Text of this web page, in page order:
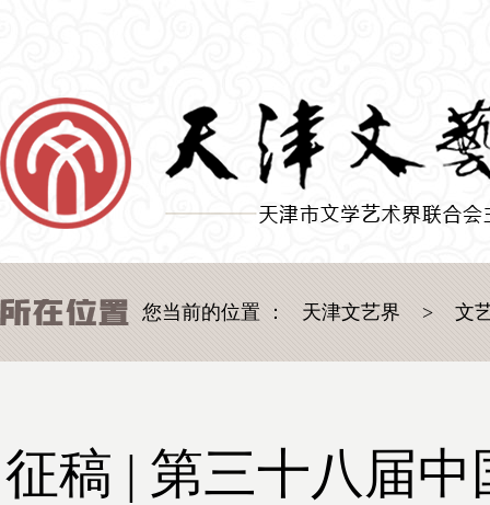
您当前的位置 ： 天津文艺界 > 文
征稿 | 第三十八届